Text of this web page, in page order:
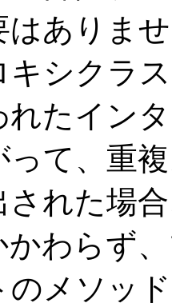
はありま
キシクラ
れたイン
って、重
された場
かわらず
のメソッ